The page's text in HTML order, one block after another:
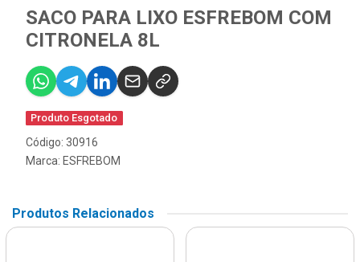
SACO PARA LIXO ESFREBOM COM
CITRONELA 8L
Produto Esgotado
Código: 30916
Marca: ESFREBOM
Produtos Relacionados